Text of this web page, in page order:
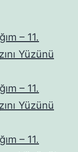
– 11.
Yüzünü
– 11.
Yüzünü
– 11.